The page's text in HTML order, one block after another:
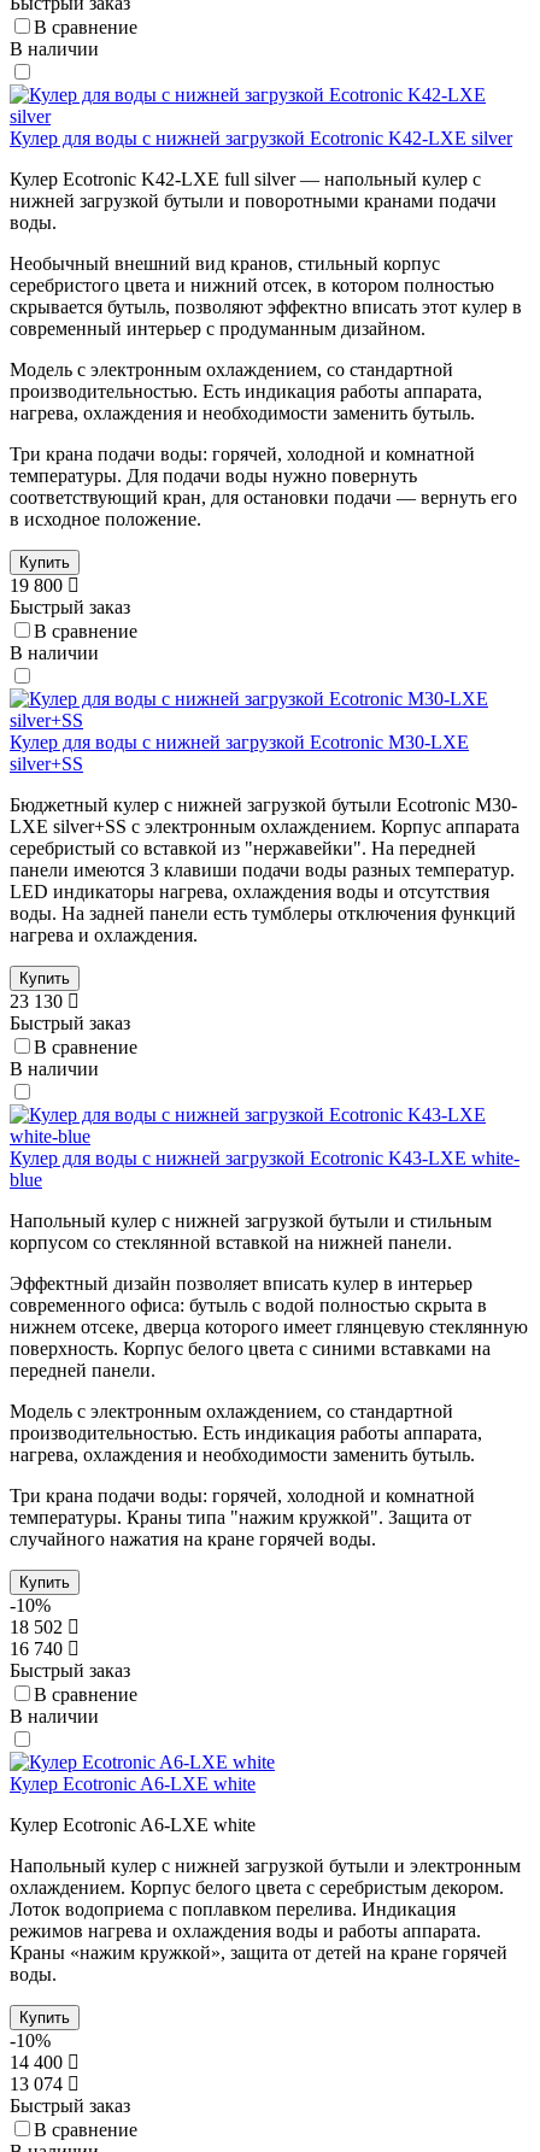
В сравнение
В наличии
Кулер для воды с нижней загрузкой Ecotronic K42-LXE silver
Кулер Ecotronic K42-LXE full silver — напольный кулер с
нижней загрузкой бутыли и поворотными кранами подачи
воды.
Необычный внешний вид кранов, стильный корпус
серебристого цвета и нижний отсек, в котором полностью
скрывается бутыль, позволяют эффектно вписать этот кулер в
современный интерьер с продуманным дизайном.
Модель с электронным охлаждением, со стандартной
производительностью. Есть индикация работы аппарата,
нагрева, охлаждения и необходимости заменить бутыль.
Три крана подачи воды: горячей, холодной и комнатной
температуры. Для подачи воды нужно повернуть
соответствующий кран, для остановки подачи — вернуть его
в исходное положение.
Купить
19 800
Быстрый заказ
В сравнение
В наличии
Кулер для воды с нижней загрузкой Ecotronic M30-LXE
silver+SS
Бюджетный кулер с нижней загрузкой бутыли Ecotronic M30-
LXE silver+SS с электронным охлаждением. Корпус аппарата
серебристый со вставкой из "нержавейки". На передней
панели имеются 3 клавиши подачи воды разных температур.
LED индикаторы нагрева, охлаждения воды и отсутствия
воды. На задней панели есть тумблеры отключения функций
нагрева и охлаждения.
Купить
23 130
Быстрый заказ
В сравнение
В наличии
Кулер для воды с нижней загрузкой Ecotronic K43-LXE white-
blue
Напольный кулер с нижней загрузкой бутыли и стильным
корпусом со стеклянной вставкой на нижней панели.
Эффектный дизайн позволяет вписать кулер в интерьер
современного офиса: бутыль с водой полностью скрыта в
нижнем отсеке, дверца которого имеет глянцевую стеклянную
поверхность. Корпус белого цвета с синими вставками на
передней панели.
Модель с электронным охлаждением, со стандартной
производительностью. Есть индикация работы аппарата,
нагрева, охлаждения и необходимости заменить бутыль.
Три крана подачи воды: горячей, холодной и комнатной
температуры. Краны типа "нажим кружкой". Защита от
случайного нажатия на кране горячей воды.
Купить
-10%
18 502
16 740
Быстрый заказ
В сравнение
В наличии
Кулер Ecotronic A6-LXE white
Кулер Ecotronic A6-LXE white
Напольный кулер с нижней загрузкой бутыли и электронным
охлаждением. Корпус белого цвета с серебристым декором.
Лоток водоприема с поплавком перелива. Индикация
режимов нагрева и охлаждения воды и работы аппарата.
Краны «нажим кружкой», защита от детей на кране горячей
воды.
Купить
-10%
14 400
13 074
Быстрый заказ
В сравнение